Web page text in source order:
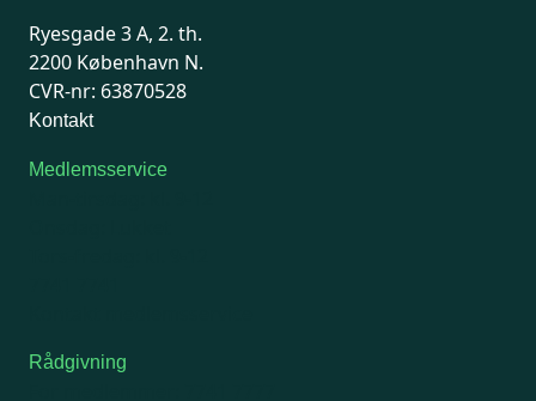
Ryesgade 3 A, 2. th.
2200 København N.
CVR-nr: 63870528
Kontakt
Medlemsservice
Rådgivning